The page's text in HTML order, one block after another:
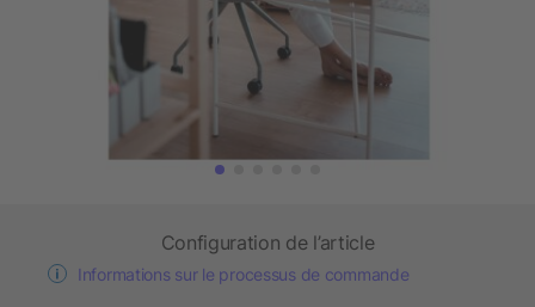
Configuration de l’article
Informations sur le processus de commande